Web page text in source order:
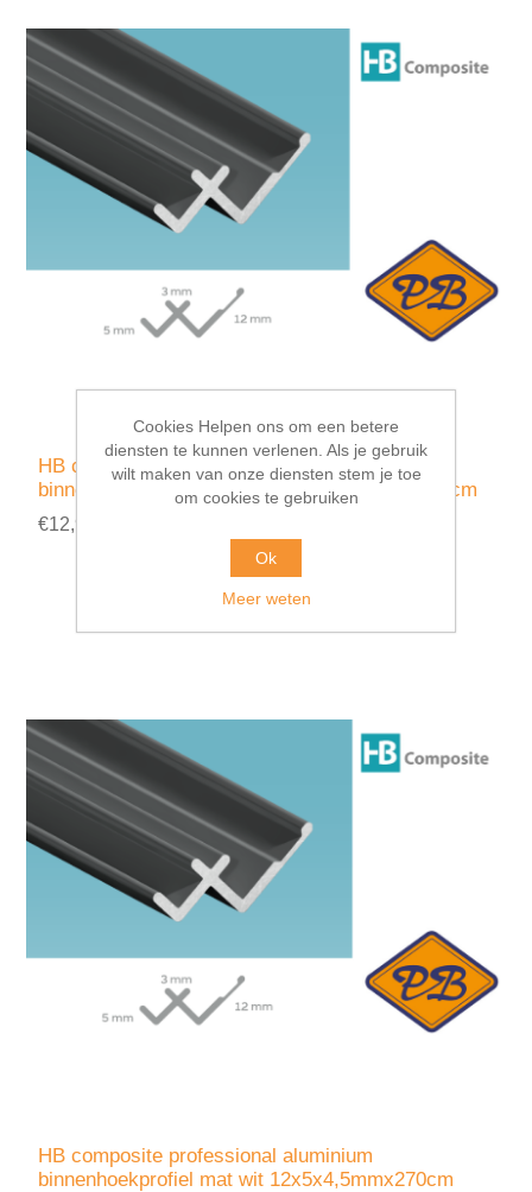
HB composite professional aluminium
binnenhoekprofiel mat zwart 12x5x4,5mmx270cm
€12,95 incl. BTW
HB composite professional aluminium
binnenhoekprofiel mat wit 12x5x4,5mmx270cm
Cookies Helpen ons om een betere
diensten te kunnen verlenen. Als je gebruik
wilt maken van onze diensten stem je toe
om cookies te gebruiken
Ok
Meer weten